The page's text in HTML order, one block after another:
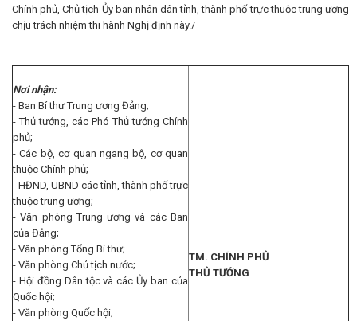
Chính phủ, Chủ tịch Ủy ban nhân dân tỉnh, thành phố trực thuộc trung ương
chịu trách nhiệm thi hành Nghị định này./
Nơi nhận:
- Ban Bí thư Trung ương Đảng;
- Thủ tướng, các Phó Thủ tướng Chính
phủ;
- Các bộ, cơ quan ngang bộ, cơ quan
thuộc Chính phủ;
- HĐND, UBND các tỉnh, thành phố trực
thuộc trung ương;
- Văn phòng Trung ương và các Ban
của Đảng;
- Văn phòng Tổng Bí thư;
- Văn phòng Chủ tịch nước;
- Hội đồng Dân tộc và các Ủy ban của
Quốc hội;
- Văn phòng Quốc hội;
TM. CHÍNH PHỦ
THỦ TƯỚNG